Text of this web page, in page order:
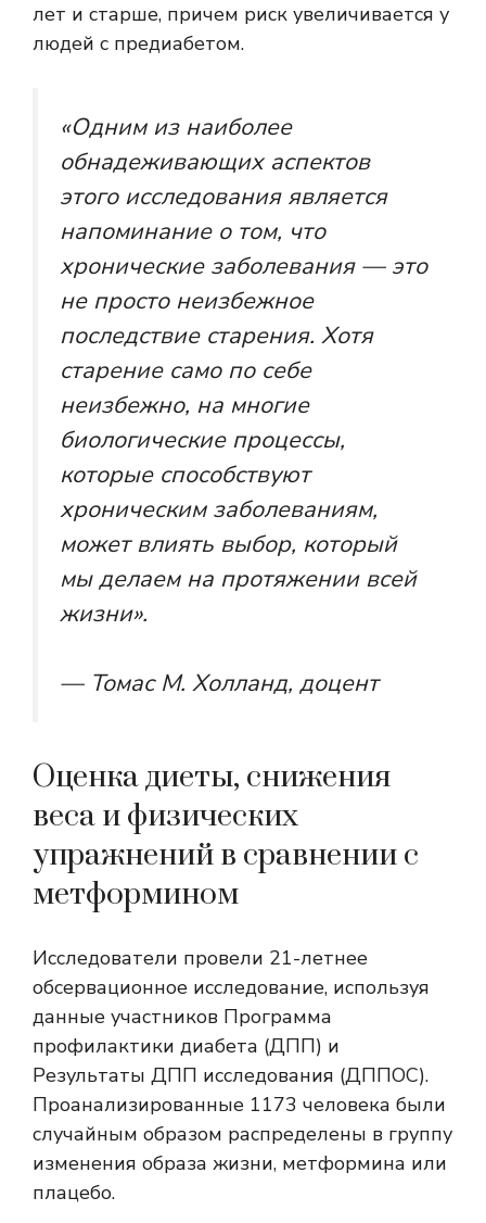
лет и старше, причем риск увеличивается у
людей с предиабетом.
«Одним из наиболее
обнадеживающих аспектов
этого исследования является
напоминание о том, что
хронические заболевания — это
не просто неизбежное
последствие старения. Хотя
старение само по себе
неизбежно, на многие
биологические процессы,
которые способствуют
хроническим заболеваниям,
может влиять выбор, который
мы делаем на протяжении всей
жизни».
— Томас М. Холланд, доцент
Оценка диеты, снижения
веса и физических
упражнений в сравнении с
метформином
Исследователи провели 21-летнее
обсервационное исследование, используя
данные участников Программа
профилактики диабета (ДПП) и
Результаты ДПП исследования (ДППОС).
Проанализированные 1173 человека были
случайным образом распределены в группу
изменения образа жизни, метформина или
плацебо.